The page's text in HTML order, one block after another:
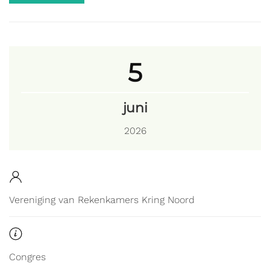
5
juni
2026
Vereniging van Rekenkamers Kring Noord
Congres